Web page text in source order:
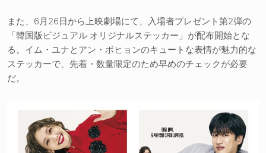
また、6月26日から上映劇場にて、入場者プレゼント第2弾の
「韓国版ビジュアル オリジナルステッカー」が配布開始とな
る。イム・ユナとアン・ボヒョンのキュートな表情が魅力的な
ステッカーで、先着・数量限定のため早めのチェックが必要
だ。